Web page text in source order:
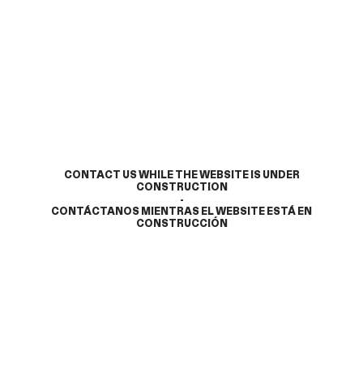
CONTACT US WHILE THE WEBSITE IS UNDER
CONSTRUCTION
-
CONTÁCTANOS MIENTRAS EL WEBSITE ESTÁ EN
CONSTRUCCIÓN